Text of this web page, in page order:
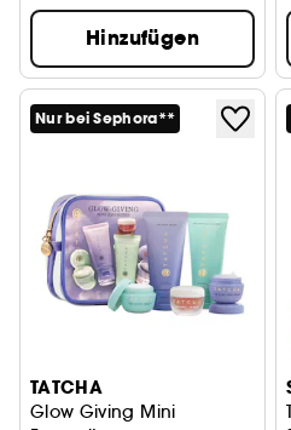
Hinzufügen
Nur bei Sephora**
TATCHA
Glow Giving Mini